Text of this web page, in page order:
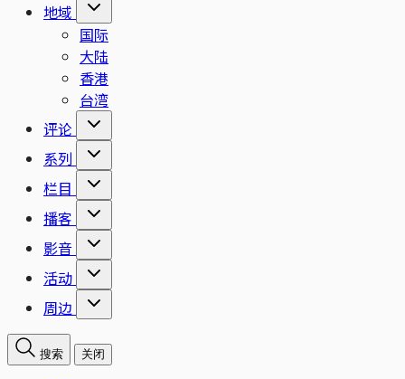
地域
国际
大陆
香港
台湾
评论
系列
栏目
播客
影音
活动
周边
搜索 关闭